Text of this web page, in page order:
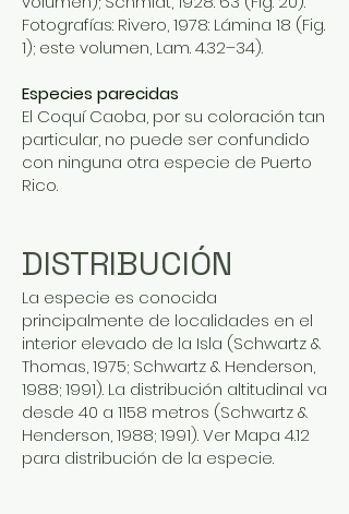
Fotografías: Rivero, 1978: Lámina 18 (Fig.
1); este volumen, Lam. 4.32–34).
Especies parecidas
El Coquí Caoba, por su coloración tan
particular, no puede ser confundido
con ninguna otra especie de Puerto
Rico.
DISTRIBUCIÓN
La especie es conocida
principalmente de localidades en el
interior elevado de la Isla (Schwartz &
Thomas, 1975; Schwartz & Henderson,
1988; 1991). La distribución altitudinal va
desde 40 a 1158 metros (Schwartz &
Henderson, 1988; 1991). Ver Mapa 4.12
para distribución de la especie.